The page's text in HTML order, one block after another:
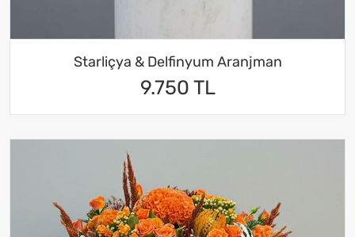
Starliçya & Delfinyum Aranjman
9.750 TL